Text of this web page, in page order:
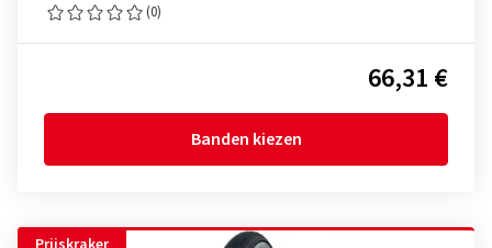
(0)
66,31 €
Banden kiezen